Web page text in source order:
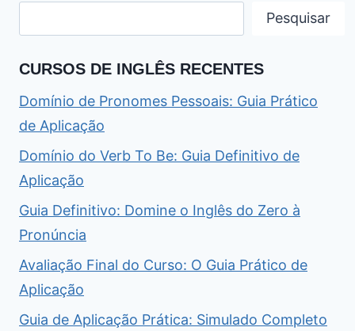
Pesquisar
CURSOS DE INGLÊS RECENTES
Domínio de Pronomes Pessoais: Guia Prático
de Aplicação
Domínio do Verb To Be: Guia Definitivo de
Aplicação
Guia Definitivo: Domine o Inglês do Zero à
Pronúncia
Avaliação Final do Curso: O Guia Prático de
Aplicação
Guia de Aplicação Prática: Simulado Completo